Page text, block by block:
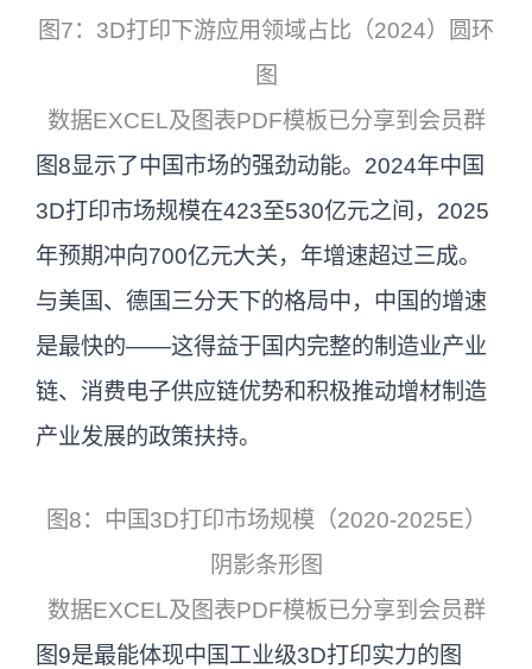
图7：3D打印下游应用领域占比（2024）圆环
图
数据EXCEL及图表PDF模板已分享到会员群
图8显示了中国市场的强劲动能。2024年中国
3D打印市场规模在423至530亿元之间，2025
年预期冲向700亿元大关，年增速超过三成。
与美国、德国三分天下的格局中，中国的增速
是最快的——这得益于国内完整的制造业产业
链、消费电子供应链优势和积极推动增材制造
产业发展的政策扶持。
图8：中国3D打印市场规模（2020-2025E）
阴影条形图
数据EXCEL及图表PDF模板已分享到会员群
图9是最能体现中国工业级3D打印实力的图